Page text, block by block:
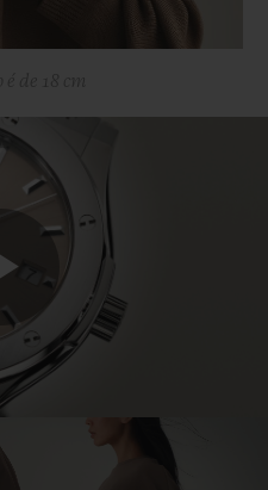
Play
Video